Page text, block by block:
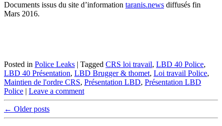
Documents issus du site d’information taranis.news diffusés fin
Mars 2016.
Posted in Police Leaks | Tagged CRS loi travail, LBD 40 Police,
LBD 40 Présentation, LBD Brugger & thomet, Loi travail Police,
Maintien de l'ordre CRS, Présentation LBD, Présentation LBD
Police | Leave a comment
Post
navigation
← Older posts